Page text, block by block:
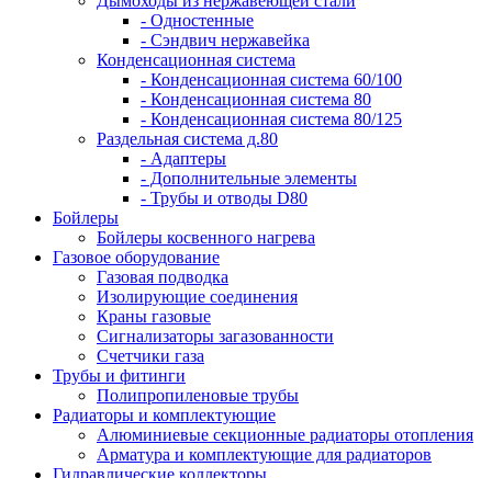
- Одностенные
- Сэндвич нержавейка
Конденсационная система
- Конденсационная система 60/100
- Конденсационная система 80
- Конденсационная система 80/125
Раздельная система д.80
- Адаптеры
- Дополнительные элементы
- Трубы и отводы D80
Бойлеры
Бойлеры косвенного нагрева
Газовое оборудование
Газовая подводка
Изолирующие соединения
Краны газовые
Сигнализаторы загазованности
Счетчики газа
Трубы и фитинги
Полипропиленовые трубы
Радиаторы и комплектующие
Алюминиевые секционные радиаторы отопления
Арматура и комплектующие для радиаторов
Гидравлические коллекторы